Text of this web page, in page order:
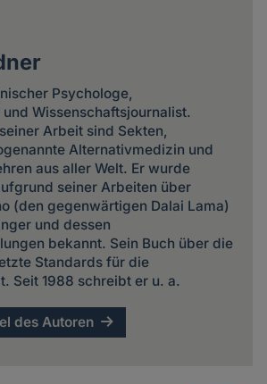
Psychologe,
Wissenschaftsjournalist.
Arbeit sind Sekten,
Alternativmedizin und
aus aller Welt. Er wurde
seiner Arbeiten über
(den gegenwärtigen Dalai Lama)
und dessen
bekannt. Sein Buch über die
Standards für die
Seit 1988 schreibt er u. a.
des Autoren